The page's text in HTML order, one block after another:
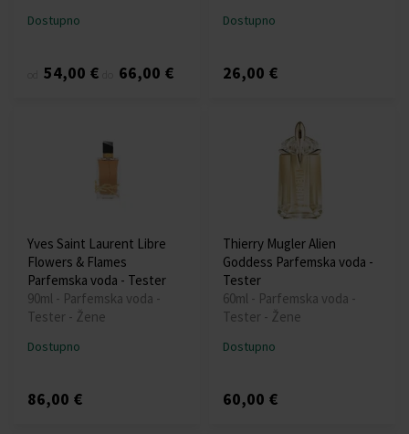
Dostupno
54,00 € 66,00 €
Dostupno
26,00 €
Yves Saint Laurent Libre
Flowers & Flames
Parfemska voda - Tester
90ml - Parfemska voda -
Tester - Žene
Dostupno
86,00 €
Thierry Mugler Alien
Goddess Parfemska voda -
Tester
60ml - Parfemska voda -
Tester - Žene
Dostupno
60,00 €